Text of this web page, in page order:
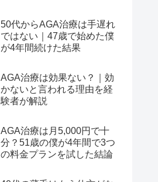
50代からAGA治療は手遅れ
ではない｜47歳で始めた僕
が4年間続けた結果
AGA治療は効果ない？｜効
かないと言われる理由を経
験者が解説
AGA治療は月5,000円で十
分？51歳の僕が4年間で3つ
の料金プランを試した結論